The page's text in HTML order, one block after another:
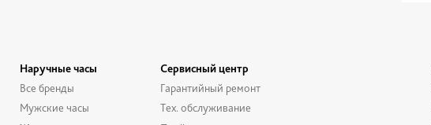
Наручные часы
Все бренды
Мужские часы
Сервисный центр
Гарантийный ремонт
Тех. обслуживание